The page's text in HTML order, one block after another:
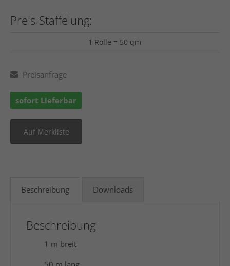
Preis-Staffelung:
1 Rolle = 50 qm
Preisanfrage
sofort Lieferbar
Beschreibung Downloads
Beschreibung
1 m breit